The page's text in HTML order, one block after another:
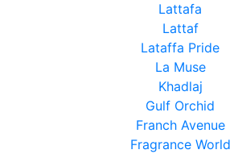
Lattafa
Lattaf
Lataffa Pride
La Muse
Khadlaj
Gulf Orchid
Franch Avenue
Fragrance World